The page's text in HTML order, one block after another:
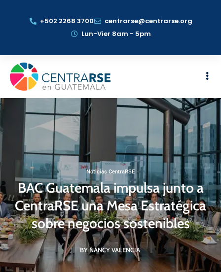
+502 2268 3700
centrarse@centrarse.org
Lun-Vier 8am - 5pm
Noticias CentraRSE
BAC Guatemala impulsa junto a
CentraRSE una Mesa Estratégica
sobre negocios sostenibles
BY NANCY VALENCIA